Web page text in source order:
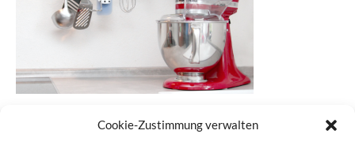
Cookie-Zustimmung verwalten